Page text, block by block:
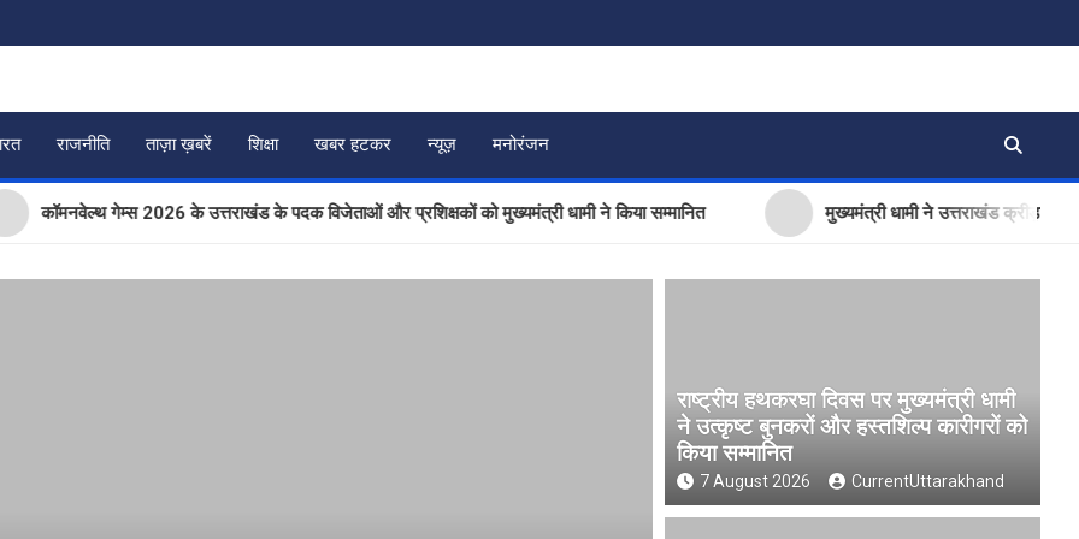
राजनीति ताज़ा ख़बरें शिक्षा खबर हटकर न्यूज़ मनोरंजन
गेम्स 2026 के उत्तराखंड के पदक विजेताओं और प्रशिक्षकों को मुख्यमंत्री धामी ने किया सम्मानित मुख्यमंत्री धामी ने उत्तराखंड क्रीड़ा
राष्ट्रीय हथकरघा दिवस पर मुख्यमंत्री धामी
ने उत्कृष्ट बुनकरों और हस्तशिल्प कारीगरों को
किया सम्मानित
7 August 2026 CurrentUttarakhand